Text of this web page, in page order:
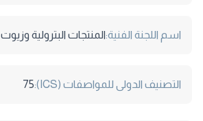
اسم اللجنة الفنية:المنتجات البترولية وزيوت
التصنيف الدولى للمواصفات (ICS): 75